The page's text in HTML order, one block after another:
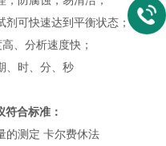
剂可快速达到平衡状态；
、分析速度快；
、时、分、秒
符合标准：
的测定 卡尔费休法